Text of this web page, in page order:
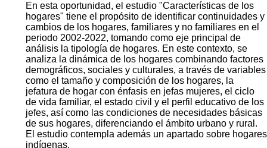
En esta oportunidad, el estudio "Características de los
hogares" tiene el propósito de identificar continuidades y
cambios de los hogares, familiares y no familiares en el
periodo 2002-2022, tomando como eje principal de
análisis la tipología de hogares. En este contexto, se
analiza la dinámica de los hogares combinando factores
demográficos, sociales y culturales, a través de variables
como el tamaño y composición de los hogares, la
jefatura de hogar con énfasis en jefas mujeres, el ciclo
de vida familiar, el estado civil y el perfil educativo de los
jefes, así como las condiciones de necesidades básicas
de sus hogares, diferenciando el ámbito urbano y rural.
El estudio contempla además un apartado sobre hogares
indígenas.